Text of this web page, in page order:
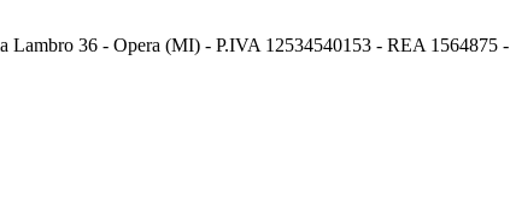
Lambro 36 - Opera (MI) - P.IVA 12534540153 - REA 1564875 -